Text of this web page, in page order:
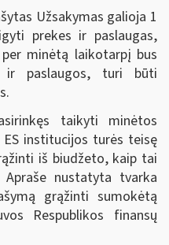
Užsakymas galioja 1
prekes ir paslaugas,
minėtą laikotarpį bus
paslaugos, turi būti
taikyti minėtos
institucijos turės teisę
iš biudžeto, kaip tai
nustatyta tvarka
grąžinti sumokėtą
Respublikos finansų